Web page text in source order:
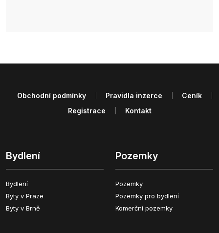
Bydlení
Bydlení
Byty v Praze
Byty v Brně
Pozemky
Pozemky
Pozemky pro bydlení
Komerční pozemky
Obchodní podmínky Pravidla inzerce
Ceník
Registrace
Kontakt